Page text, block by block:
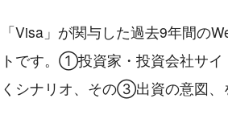
「Visa」が関与した過去9年間の
トです。①投資家・投資会社サ
くシナリオ、その③出資の意図、